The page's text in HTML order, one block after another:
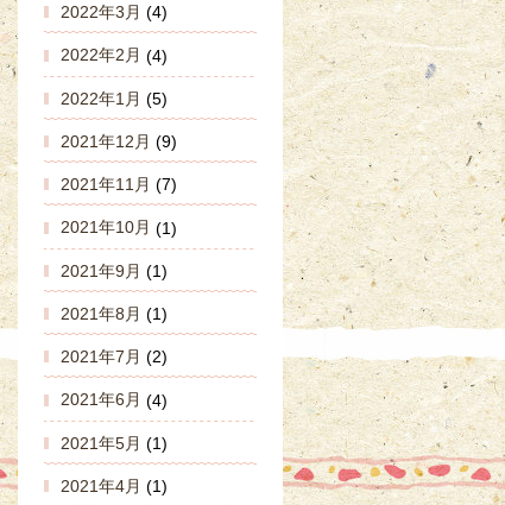
2022年3月 (4)
2022年2月 (4)
2022年1月 (5)
2021年12月 (9)
2021年11月 (7)
2021年10月 (1)
2021年9月 (1)
2021年8月 (1)
2021年7月 (2)
2021年6月 (4)
2021年5月 (1)
2021年4月 (1)